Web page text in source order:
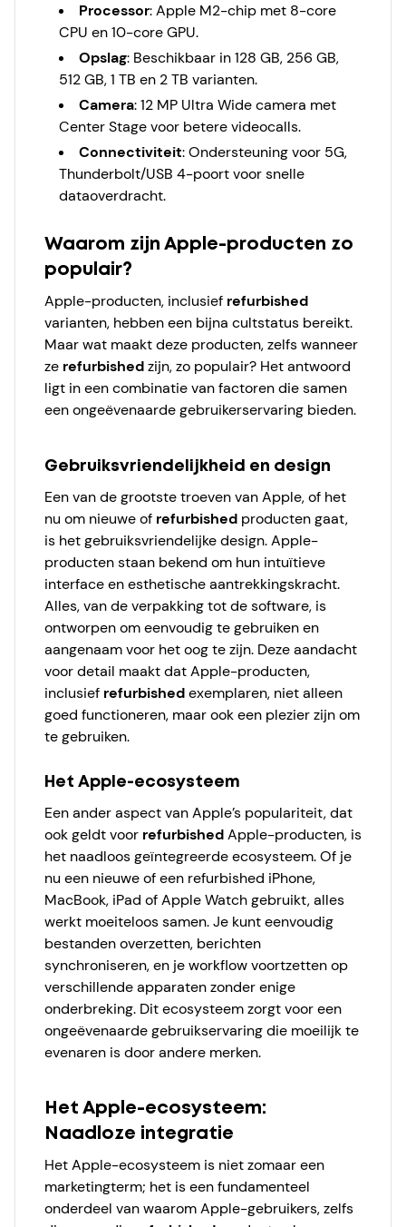
Processor: Apple M2-chip met 8-core
CPU en 10-core GPU.
Opslag: Beschikbaar in 128 GB, 256 GB,
512 GB, 1 TB en 2 TB varianten.
Camera: 12 MP Ultra Wide camera met
Center Stage voor betere videocalls.
Connectiviteit: Ondersteuning voor 5G,
Thunderbolt/USB 4-poort voor snelle
dataoverdracht.
Waarom zijn Apple-producten zo
populair?
Apple-producten, inclusief refurbished
varianten, hebben een bijna cultstatus bereikt.
Maar wat maakt deze producten, zelfs wanneer
ze refurbishedzijn, zo populair? Het antwoord
ligt in een combinatie van factoren die samen
een ongeëvenaarde gebruikerservaring bieden.
Gebruiksvriendelijkheid en design
Een van de grootste troeven van Apple, of het
nu om nieuwe of refurbished producten gaat,
is het gebruiksvriendelijke design. Apple-
producten staan bekend om hun intuïtieve
interface en esthetische aantrekkingskracht.
Alles, van de verpakking tot de software, is
ontworpen om eenvoudig te gebruiken en
aangenaam voor het oog te zijn. Deze aandacht
voor detail maakt dat Apple-producten,
inclusief refurbishedexemplaren, niet alleen
goed functioneren, maar ook een plezier zijn om
te gebruiken.
Het Apple-ecosysteem
Een ander aspect van Apple’s populariteit, dat
ook geldt voor refurbishedApple-producten, is
het naadloos geïntegreerde ecosysteem. Of je
nu een nieuwe of een refurbished iPhone,
MacBook, iPad of Apple Watch gebruikt, alles
werkt moeiteloos samen. Je kunt eenvoudig
bestanden overzetten, berichten
synchroniseren, en je workflow voortzetten op
verschillende apparaten zonder enige
onderbreking. Dit ecosysteem zorgt voor een
ongeëvenaarde gebruikservaring die moeilijk te
evenaren is door andere merken.
Het Apple-ecosysteem:
Naadloze integratie
Het Apple-ecosysteem is niet zomaar een
marketingterm; het is een fundamenteel
onderdeel van waarom Apple-gebruikers, zelfs